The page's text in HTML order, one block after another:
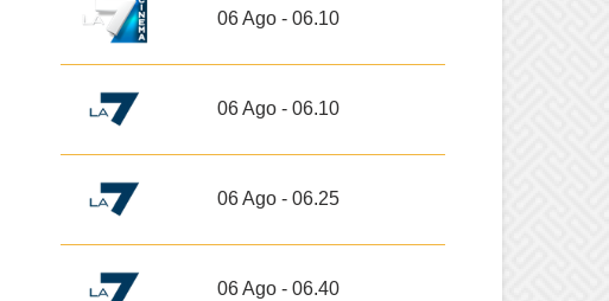
06 Ago - 06.10
06 Ago - 06.10
06 Ago - 06.25
06 Ago - 06.40